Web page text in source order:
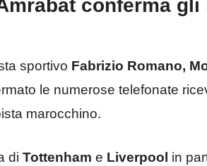
conferma
sportivo Fabrizio Romano,
le numerose telefonate
marocchino.
di Tottenham e Liverpool in